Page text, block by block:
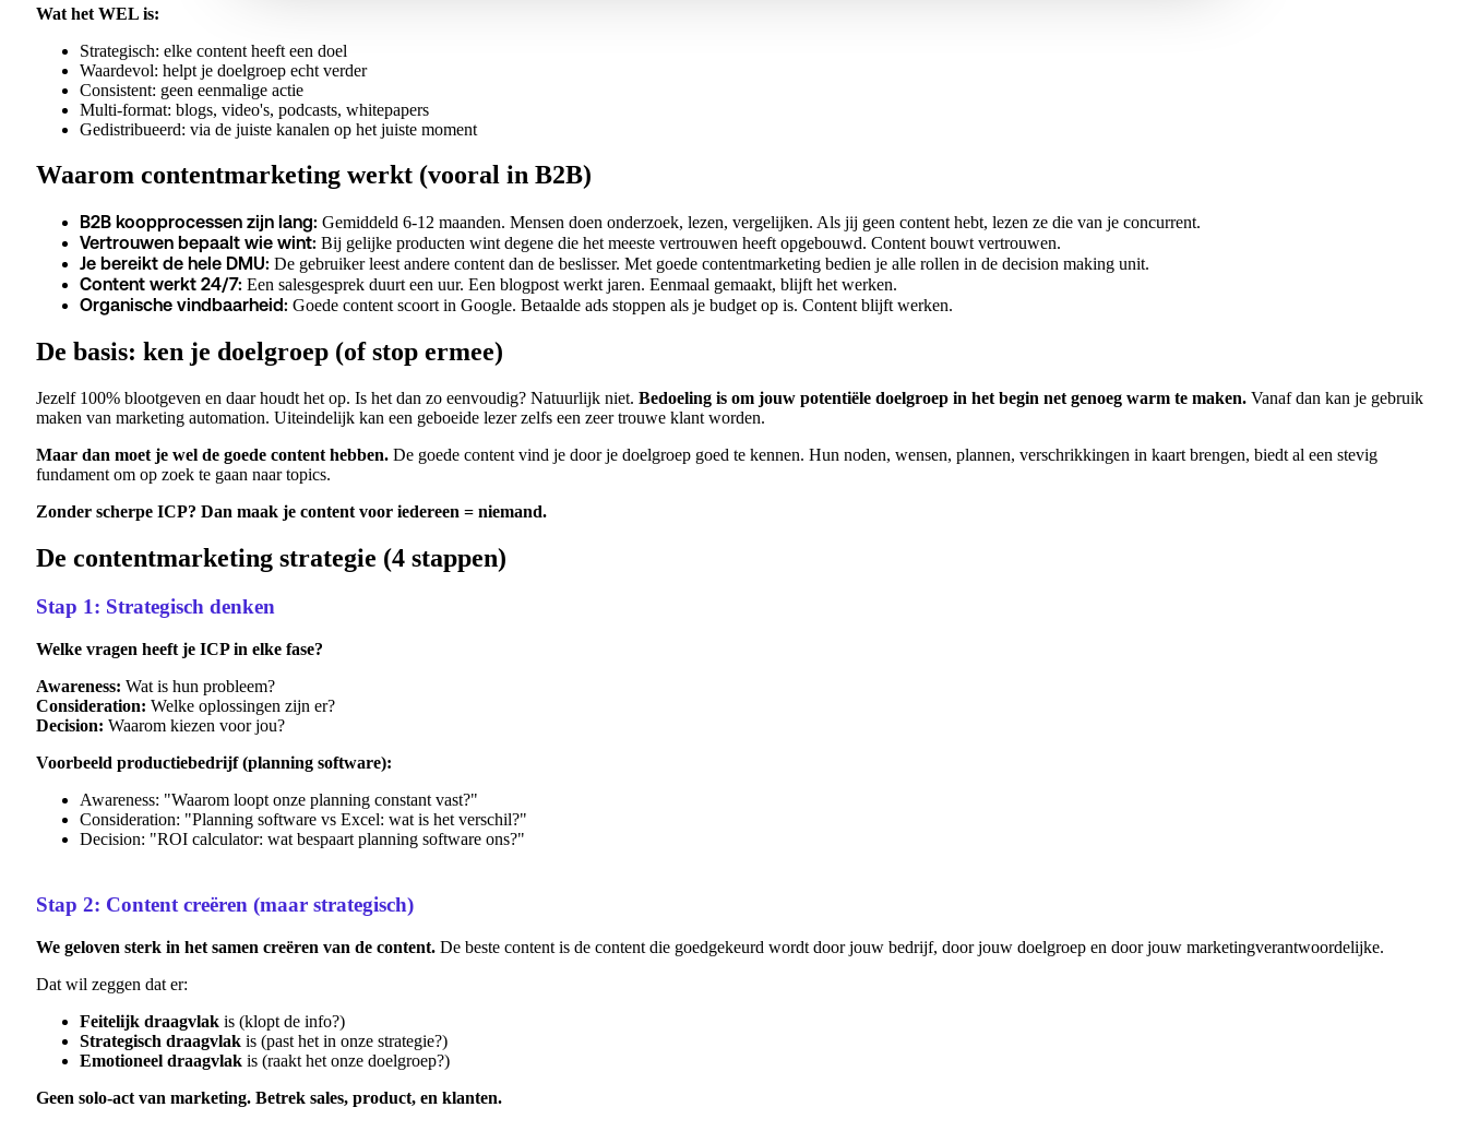
Wat het WEL is:
Strategisch: elke content heeft een doel
Waardevol: helpt je doelgroep echt verder
Consistent: geen eenmalige actie
Multi-format: blogs, video's, podcasts, whitepapers
Gedistribueerd: via de juiste kanalen op het juiste moment
Waarom contentmarketing werkt (vooral in B2B)
B2B koopprocessen zijn lang: Gemiddeld 6-12 maanden. Mensen doen onderzoek, lezen, vergelijken. Als jij geen content hebt, lezen ze die van je concurrent.
Vertrouwen bepaalt wie wint: Bij gelijke producten wint degene die het meeste vertrouwen heeft opgebouwd. Content bouwt vertrouwen.
Je bereikt de hele DMU: De gebruiker leest andere content dan de beslisser. Met goede contentmarketing bedien je alle rollen in de decision making unit.
Content werkt 24/7: Een salesgesprek duurt een uur. Een blogpost werkt jaren. Eenmaal gemaakt, blijft het werken.
Organische vindbaarheid: Goede content scoort in Google. Betaalde ads stoppen als je budget op is. Content blijft werken.
De basis: ken je doelgroep (of stop ermee)
Jezelf 100% blootgeven en daar houdt het op. Is het dan zo eenvoudig? Natuurlijk niet. Bedoeling is om jouw potentiële doelgroep in het begin net genoeg warm te maken. Vanaf dan kan je gebruik
maken van marketing automation. Uiteindelijk kan een geboeide lezer zelfs een zeer trouwe klant worden.
Maar dan moet je wel de goede content hebben. De goede content vind je door je doelgroep goed te kennen. Hun noden, wensen, plannen, verschrikkingen in kaart brengen, biedt al een stevig
fundament om op zoek te gaan naar topics.
Zonder scherpe ICP? Dan maak je content voor iedereen = niemand.
De contentmarketing strategie (4 stappen)
Stap 1: Strategisch denken
Welke vragen heeft je ICP in elke fase?
Awareness: Wat is hun probleem?
Consideration: Welke oplossingen zijn er?
Decision: Waarom kiezen voor jou?
Voorbeeld productiebedrijf (planning software):
Awareness: "Waarom loopt onze planning constant vast?"
Consideration: "Planning software vs Excel: wat is het verschil?"
Decision: "ROI calculator: wat bespaart planning software ons?"
Stap 2: Content creëren (maar strategisch)
We geloven sterk in het samen creëren van de content. De beste content is de content die goedgekeurd wordt door jouw bedrijf, door jouw doelgroep en door jouw marketingverantwoordelijke.
Dat wil zeggen dat er:
Feitelijk draagvlak is (klopt de info?)
Strategisch draagvlak is (past het in onze strategie?)
Emotioneel draagvlak is (raakt het onze doelgroep?)
Geen solo-act van marketing. Betrek sales, product, en klanten.